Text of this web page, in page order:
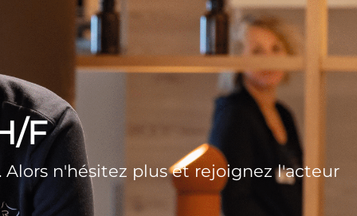
F
n'hésitez plus et rejoignez l'acteur